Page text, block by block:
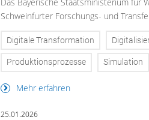
Schweinfurter Forschungs- und
Digitale Transformation
Produktionsprozesse Simulation
Mehr erfahren
25.01.2026